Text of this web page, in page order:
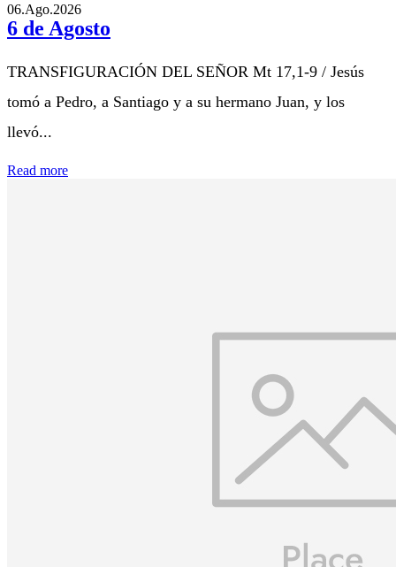
06.Ago.2026
6 de Agosto
TRANSFIGURACIÓN DEL SEÑOR Mt 17,1-9 / Jesús
tomó a Pedro, a Santiago y a su hermano Juan, y los
llevó...
Read more